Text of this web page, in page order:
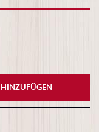
HINZUFÜGEN